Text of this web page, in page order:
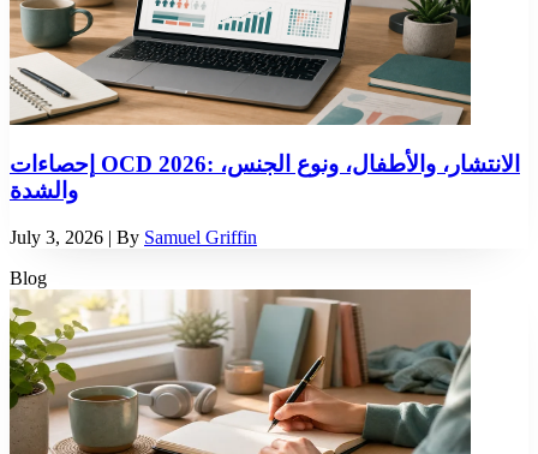
إحصاءات OCD 2026: الانتشار، والأطفال، ونوع الجنس،
والشدة
July 3, 2026 | By Samuel Griffin
Blog